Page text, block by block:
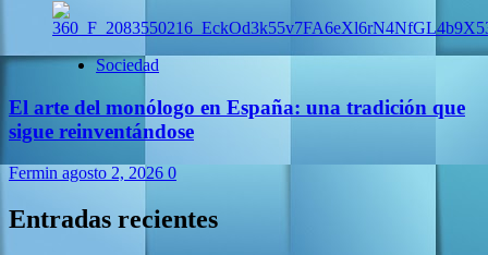
Sociedad
El arte del monólogo en España: una tradición que
sigue reinventándose
Fermin agosto 2, 2026 0
Entradas recientes